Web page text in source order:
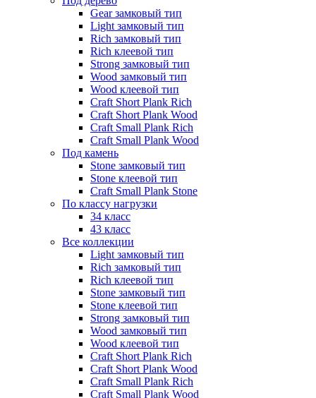
Gear замковый тип
Light замковый тип
Rich замковый тип
Rich клеевой тип
Strong замковый тип
Wood замковый тип
Wood клеевой тип
Craft Short Plank Rich
Craft Short Plank Wood
Craft Small Plank Rich
Craft Small Plank Wood
Под камень
Stone замковый тип
Stone клеевой тип
Craft Small Plank Stone
По классу нагрузки
34 класс
43 класс
Все коллекции
Light замковый тип
Rich замковый тип
Rich клеевой тип
Stone замковый тип
Stone клеевой тип
Strong замковый тип
Wood замковый тип
Wood клеевой тип
Craft Short Plank Rich
Craft Short Plank Wood
Craft Small Plank Rich
Craft Small Plank Wood